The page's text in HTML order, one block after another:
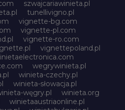
szwajcariawinieta.pl
tunellivigno.pl
vignette-bg.com
vignette-pl.com
vignette-ro.com
vignettepoland.pl
wegrywinieta.pl
winieta-czechy.pl
winieta-słowacja.pl
węgry.pl
winieta.org
winietaaustriaonline.pl